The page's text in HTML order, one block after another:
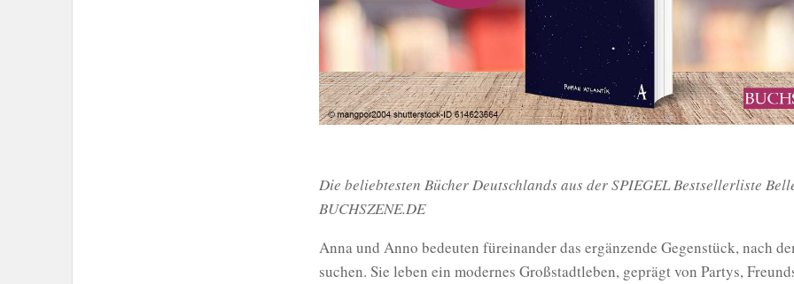
Die beliebtesten Bücher Deutschlands aus der SPIEGEL Bestsellerliste
BUCHSZENE.DE
Anna und Anno bedeuten füreinander das ergänzende Gegenstück, nach
suchen. Sie leben ein modernes Großstadtleben, geprägt von Partys,